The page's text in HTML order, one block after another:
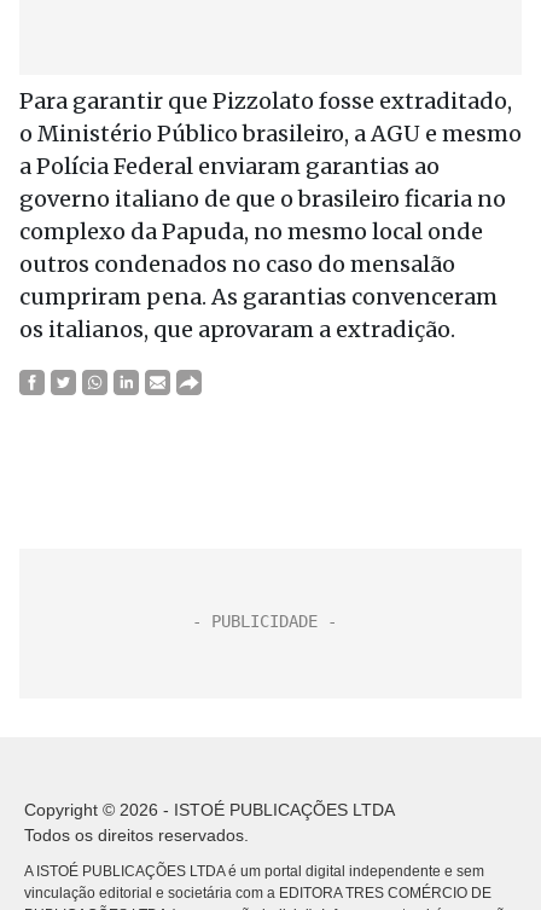
Para garantir que Pizzolato fosse extraditado,
o Ministério Público brasileiro, a AGU e mesmo
a Polícia Federal enviaram garantias ao
governo italiano de que o brasileiro ficaria no
complexo da Papuda, no mesmo local onde
outros condenados no caso do mensalão
cumpriram pena. As garantias convenceram
os italianos, que aprovaram a extradição.
Copyright © 2026 - ISTOÉ PUBLICAÇÕES LTDA
Todos os direitos reservados.
A ISTOÉ PUBLICAÇÕES LTDA é um portal digital independente e sem
vinculação editorial e societária com a EDITORA TRES COMÉRCIO DE